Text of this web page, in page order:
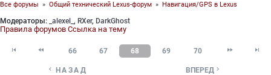
Все форумы » Общий технический Lexus-форум » Навигация/GPS в Lexus
Модераторы: _alexel_ , RXer, DarkGhost
Правила форумов Ссылка на тему
  66 67 68 69 70  
 НАЗАД ВПЕРЕД 